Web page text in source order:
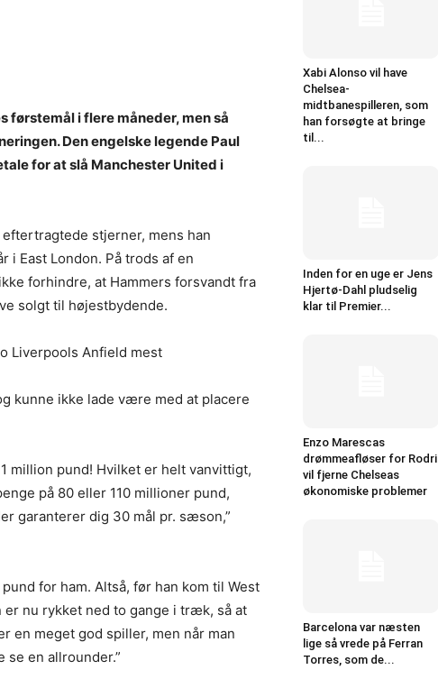
førstemål i flere måneder, men så
Den engelske legende Paul
for at slå Manchester United i
stjerner, mens han
i East London. På trods af en
forhindre, at Hammers forsvandt fra
solgt til højestbydende.
Liverpools Anfield mest
kunne ikke lade være med at placere
million pund! Hvilket er helt vanvittigt,
på 80 eller 110 millioner pund,
garanterer dig 30 mål pr. sæson,”
for ham. Altså, før han kom til West
er nu rykket ned to gange i træk, så at
en meget god spiller, men når man
en allrounder.”
Xabi Alonso vil have
Chelsea-
midtbanespilleren, som
han forsøgte at bringe
til...
Inden for en uge er Jens
Hjertø-Dahl pludselig
klar til Premier...
Enzo Marescas
drømmeafløser for Rodri
vil fjerne Chelseas
økonomiske problemer
Barcelona var næsten
lige så vrede på Ferran
Torres, som de...